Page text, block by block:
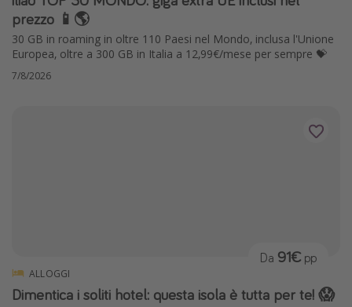
Vacanze con bambini
Vacanze al mare
Viaggi per single
prezzo 📱🌎
30 GB in roaming in oltre 110 Paesi nel Mondo, inclusa l'Unione
Europea, oltre a 300 GB in Italia a 12,99€/mese per sempre 💝
7/8/2026
ALLOGGI
Dimentica i soliti hotel: questa isola è tutta per te! 😱
Da 91€ pp